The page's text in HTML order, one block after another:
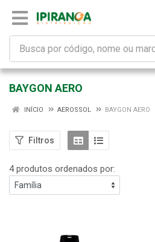
BAYGON AERO
INÍCIO AEROSSOL BAYGON AERO
Filtros
4 produtos ordenados por: